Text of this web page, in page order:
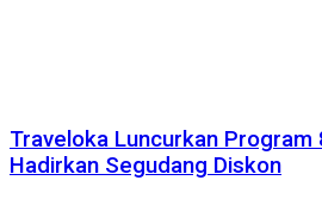
Traveloka Luncurkan
Hadirkan Segudang Diskon